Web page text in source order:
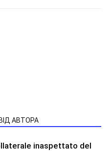
АВТОРА
inaspettato del